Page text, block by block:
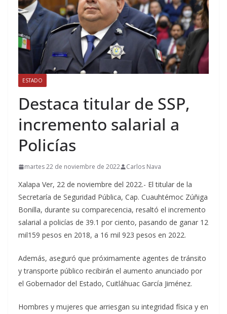
ESTADO
Destaca titular de SSP,
incremento salarial a
Policías
martes 22 de noviembre de 2022 Carlos Nava
Xalapa Ver, 22 de noviembre del 2022.- El titular de la
Secretaría de Seguridad Pública, Cap. Cuauhtémoc Zúñiga
Bonilla, durante su comparecencia, resaltó el incremento
salarial a policías de 39.1 por ciento, pasando de ganar 12
mil159 pesos en 2018, a 16 mil 923 pesos en 2022.
Además, aseguró que próximamente agentes de tránsito
y transporte público recibirán el aumento anunciado por
el Gobernador del Estado, Cuitláhuac García Jiménez.
Hombres y mujeres que arriesgan su integridad física y en